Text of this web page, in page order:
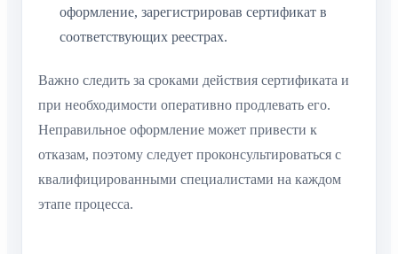
оформление, зарегистрировав сертификат в
соответствующих реестрах.
Важно следить за сроками действия сертификата и
при необходимости оперативно продлевать его.
Неправильное оформление может привести к
отказам, поэтому следует проконсультироваться с
квалифицированными специалистами на каждом
этапе процесса.